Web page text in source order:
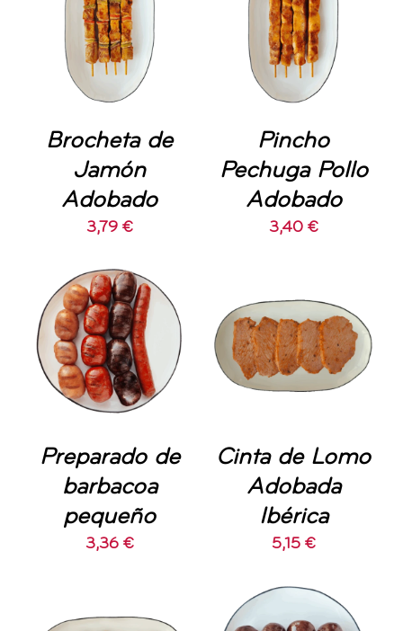
AÑADIR AL
CARRITO
DETALLES
Brocheta de
Jamón
Adobado
3,79 €
AÑADIR AL
CARRITO
DETALLES
Pincho
Pechuga Pollo
Adobado
3,40 €
AÑADIR AL
CARRITO
/
DETALLES
Preparado de
barbacoa
pequeño
3,36 €
AÑADIR AL
CARRITO
/
DETALLES
Cinta de Lomo
Adobada
Ibérica
5,15 €